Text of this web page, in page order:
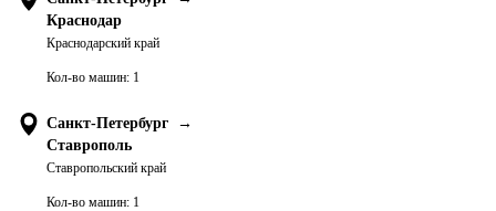
Краснодар
Краснодарский край
Кол-во машин: 1
Санкт-Петербург
→
Ставрополь
Ставропольский край
Кол-во машин: 1